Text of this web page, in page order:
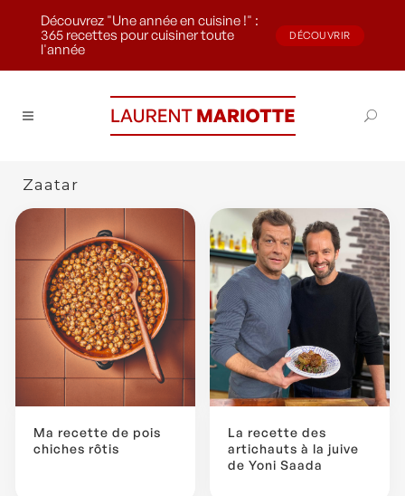
Découvrez "Une année en cuisine !" :
365 recettes pour cuisiner toute
l'année
DÉCOUVRIR
Zaatar
Ma recette de pois
chiches rôtis
La recette des
artichauts à la juive
de Yoni Saada